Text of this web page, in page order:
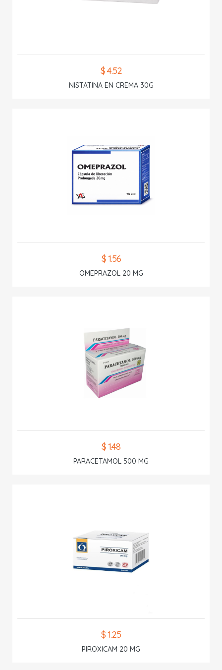
$ 4.52
NISTATINA EN CREMA 30G
$ 1.56
OMEPRAZOL 20 MG
$ 1.48
PARACETAMOL 500 MG
$ 1.25
PIROXICAM 20 MG